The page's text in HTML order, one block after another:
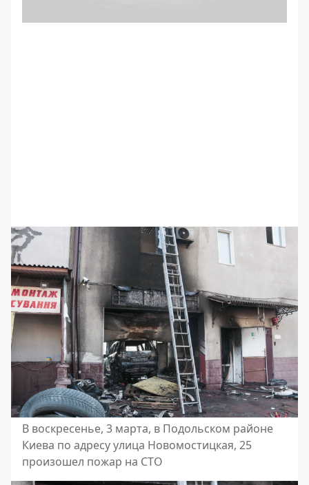
В воскресенье, 3 марта, в Подольском районе
Киева по адресу улица Новомостицкая, 25
произошел пожар на СТО